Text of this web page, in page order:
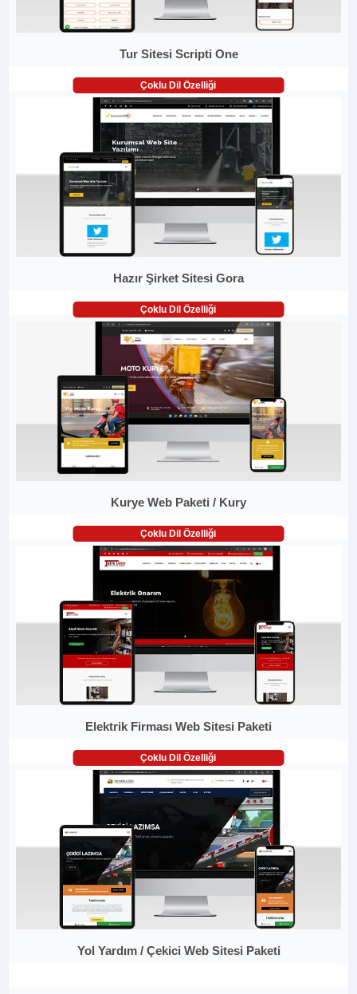
Tur Sitesi Scripti One
Çoklu Dil Özelliği
Hazır Şirket Sitesi Gora
Çoklu Dil Özelliği
Kurye Web Paketi / Kury
Çoklu Dil Özelliği
Elektrik Firması Web Sitesi Paketi
Çoklu Dil Özelliği
Yol Yardım / Çekici Web Sitesi Paketi